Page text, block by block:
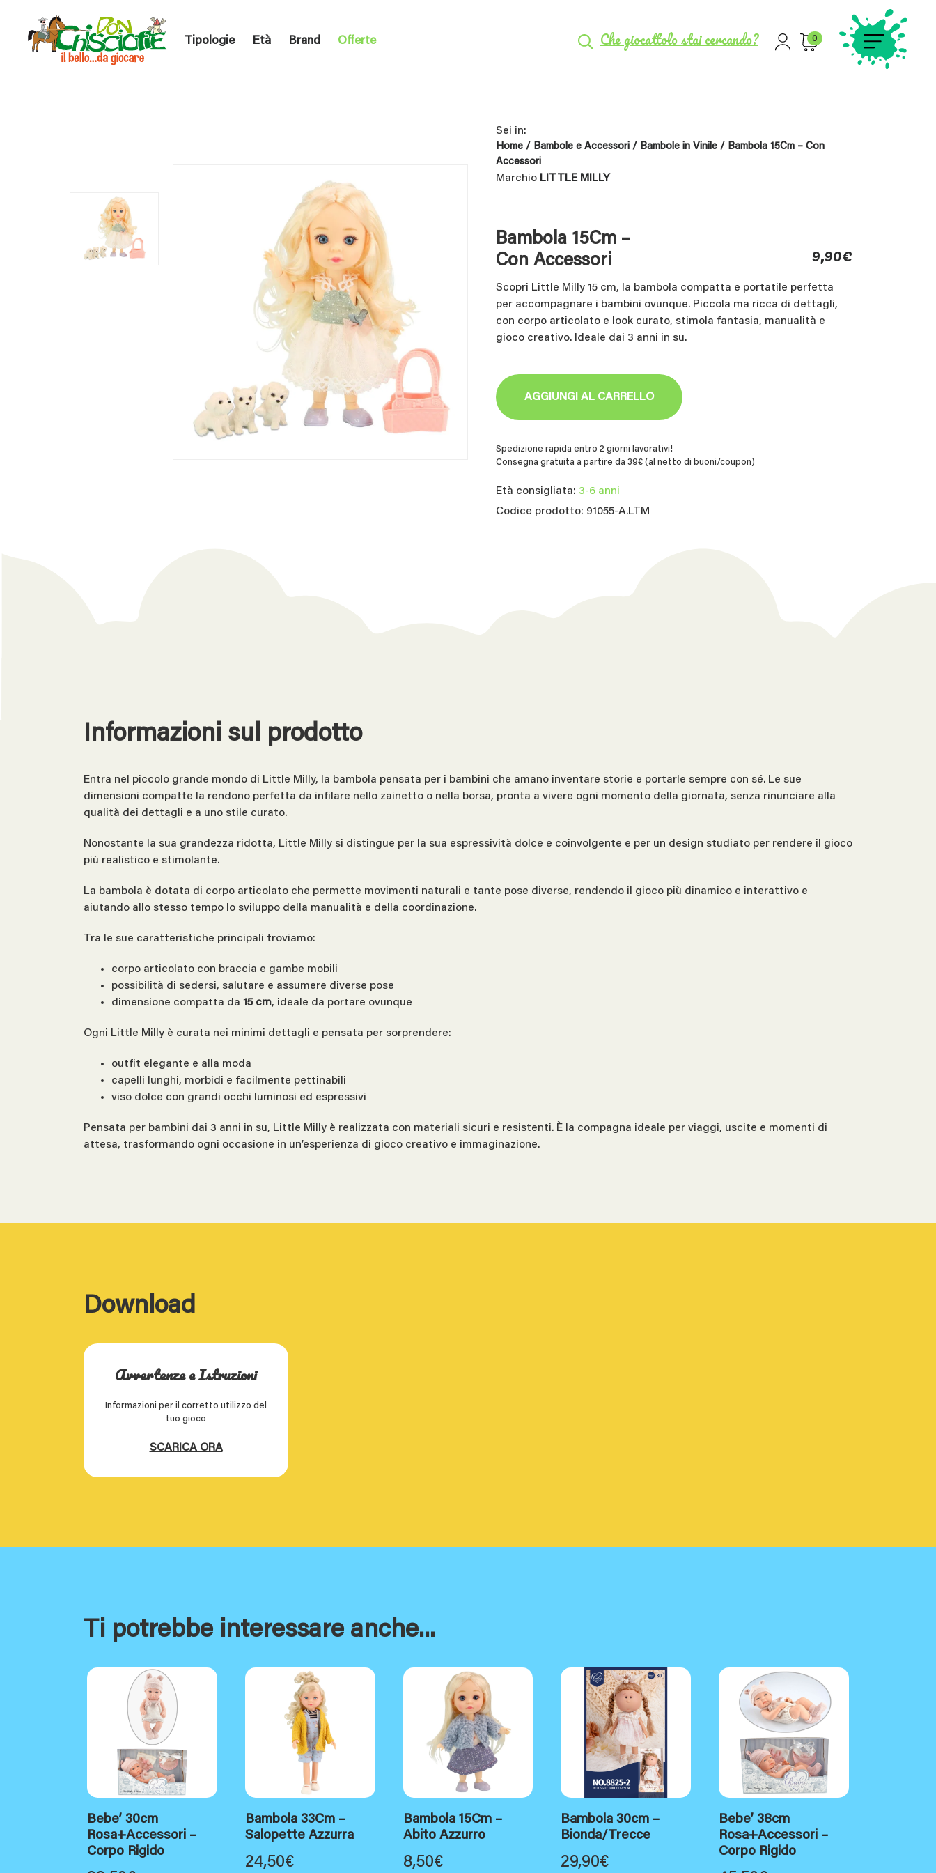
Tipologie Età Brand Offerte Che giocattolo stai cercando? 0
Sei in:
Home / Bambole e Accessori / Bambole in Vinile / Bambola 15Cm – Con
Accessori
Marchio LITTLE MILLY
Bambola 15Cm –
Con Accessori
9,90€
Scopri Little Milly 15 cm, la bambola compatta e portatile perfetta
per accompagnare i bambini ovunque. Piccola ma ricca di dettagli,
con corpo articolato e look curato, stimola fantasia, manualità e
gioco creativo. Ideale dai 3 anni in su.
AGGIUNGI AL CARRELLO
Spedizione rapida entro 2 giorni lavorativi!
Consegna gratuita a partire da 39€ (al netto di buoni/coupon)
Età consigliata: 3-6 anni
Codice prodotto: 91055-A.LTM
Informazioni sul prodotto
Entra nel piccolo grande mondo di Little Milly, la bambola pensata per i bambini che amano inventare storie e portarle sempre con sé. Le sue
dimensioni compatte la rendono perfetta da infilare nello zainetto o nella borsa, pronta a vivere ogni momento della giornata, senza rinunciare alla
qualità dei dettagli e a uno stile curato.
Nonostante la sua grandezza ridotta, Little Milly si distingue per la sua espressività dolce e coinvolgente e per un design studiato per rendere il gioco
più realistico e stimolante.
La bambola è dotata di corpo articolato che permette movimenti naturali e tante pose diverse, rendendo il gioco più dinamico e interattivo e
aiutando allo stesso tempo lo sviluppo della manualità e della coordinazione.
Tra le sue caratteristiche principali troviamo:
corpo articolato con braccia e gambe mobili
possibilità di sedersi, salutare e assumere diverse pose
dimensione compatta da 15 cm, ideale da portare ovunque
Ogni Little Milly è curata nei minimi dettagli e pensata per sorprendere:
outfit elegante e alla moda
capelli lunghi, morbidi e facilmente pettinabili
viso dolce con grandi occhi luminosi ed espressivi
Pensata per bambini dai 3 anni in su, Little Milly è realizzata con materiali sicuri e resistenti. È la compagna ideale per viaggi, uscite e momenti di
attesa, trasformando ogni occasione in un’esperienza di gioco creativo e immaginazione.
Download
Avvertenze e Istruzioni
Informazioni per il corretto utilizzo del
tuo gioco
SCARICA ORA
Ti potrebbe interessare anche...
Bebe’ 30cm
Rosa+Accessori –
Corpo Rigido
Bambola 33Cm –
Salopette Azzurra
24,50€
Bambola 15Cm –
Abito Azzurro
8,50€
Bambola 30cm –
Bionda/Trecce
29,90€
Bebe’ 38cm
Rosa+Accessori –
Corpo Rigido